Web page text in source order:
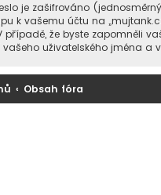
je zašifrováno
k vašemu účtu na
případě, že byste zapomněli
uživatelského jména a
Obsah fóra